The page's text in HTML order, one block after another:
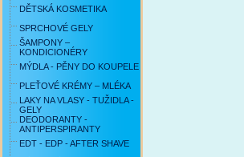
DĚTSKÁ KOSMETIKA
SPRCHOVÉ GELY
ŠAMPONY –
KONDICIONÉRY
MÝDLA - PĚNY DO KOUPELE
PLEŤOVÉ KRÉMY – MLÉKA
LAKY NA VLASY - TUŽIDLA -
GELY
DEODORANTY -
ANTIPERSPIRANTY
EDT - EDP - AFTER SHAVE